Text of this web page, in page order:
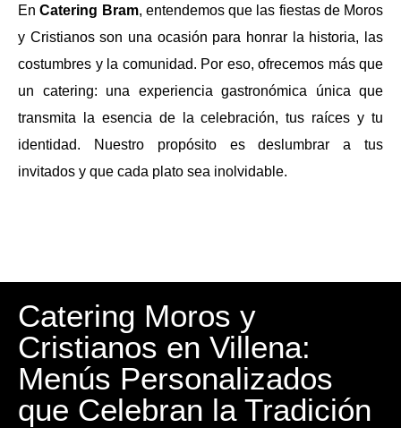
En Catering Bram, entendemos que las fiestas de Moros
y Cristianos son una ocasión para honrar la historia, las
costumbres y la comunidad. Por eso, ofrecemos más que
un catering: una experiencia gastronómica única que
transmita la esencia de la celebración, tus raíces y tu
identidad. Nuestro propósito es deslumbrar a tus
invitados y que cada plato sea inolvidable.
Catering Moros y
Cristianos en Villena:
Menús Personalizados
que Celebran la Tradición